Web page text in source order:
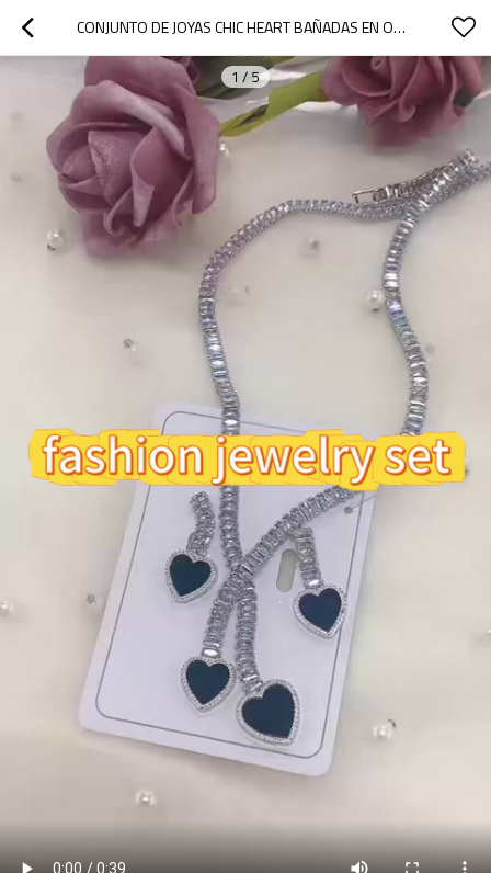
CONJUNTO DE JOYAS CHIC HEART BAÑADAS EN ORO DE 18 QUILATES | PENDIENTES Y COLLAR DE MODA AL POR MAYOR
1 / 5